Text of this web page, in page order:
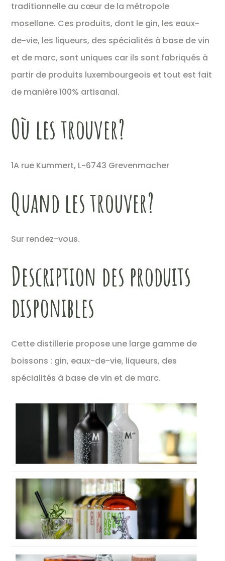
traditionnelle au cœur de la métropole
mosellane. Ces produits, dont le gin, les eaux-
de-vie, les liqueurs, des spécialités à base de vin
et de marc, sont uniques car ils sont fabriqués à
partir de produits luxembourgeois et tout est fait
de manière 100% artisanal.
Où les trouver?
1A rue Kummert, L-6743 Grevenmacher
Quand les trouver?
Sur rendez-vous.
Description des produits
disponibles
Cette distillerie propose une large gamme de
boissons : gin, eaux-de-vie, liqueurs, des
spécialités à base de vin et de marc.